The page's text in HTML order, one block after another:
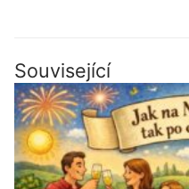
Související